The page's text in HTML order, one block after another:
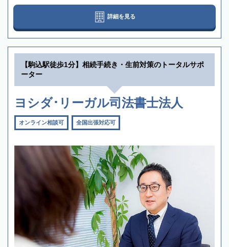
詳細を見る
【駒込駅徒歩1分】相続手続き・生前対策のトータルサポ
ーター
ヨシダ･リーガル司法書士法人
オンライン相談可 全国出張対応可